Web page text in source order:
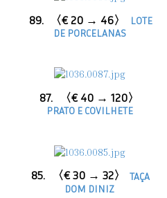
89. 〈€ 20 → 46〉
LOTE
DE PORCELANAS
87. 〈€ 40 → 120〉
PRATO E COVILHETE
85. 〈€ 30 → 32〉
TAÇA
DOM DINIZ